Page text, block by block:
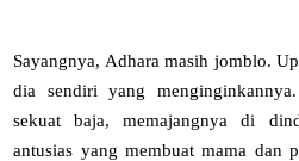
Sayangnya, Adhara masih jomblo.
dia sendiri yang
sekuat baja, memajangnya di
antusias yang membuat mama dan